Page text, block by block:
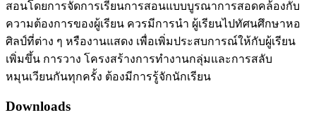
สอนโดยการจัดการเรียนการสอนแบบบูรณาการสอดคล้องกับ
ความต้องการของผู้เรียน ควรมีการนำ ผู้เรียนไปทัศนศึกษาหอ
ศิลป์ที่ต่าง ๆ หรืองานแสดง เพื่อเพิ่มประสบการณ์ให้กับผู้เรียน
เพิ่มขึ้น การวาง โครงสร้างการทำงานกลุ่มและการสลับ
หมุนเวียนกันทุกครั้ง ต้องมีการรู้จักนักเรียน
Downloads